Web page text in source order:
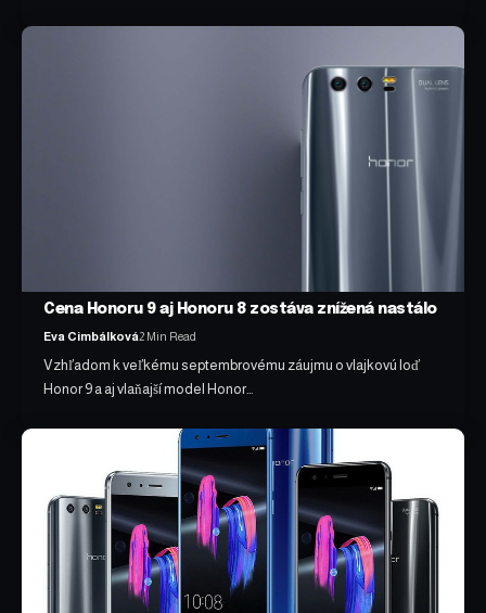
Cena Honoru 9 aj Honoru 8 zostáva znížená nastálo
Eva Cimbálková2 Min Read
Vzhľadom k veľkému septembrovému záujmu o vlajkovú loď
Honor 9 a aj vlaňajší model Honor…